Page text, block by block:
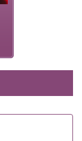
時
十四節気と